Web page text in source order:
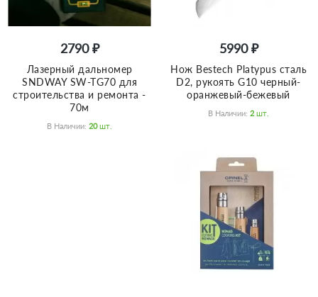
2790 ₽
Лазерный дальномер
SNDWAY SW-TG70 для
строительства и ремонта -
70м
В Наличии: 20 Шт.
5990 ₽
Нож Bestech Platypus сталь
D2, рукоять G10 черный-
оранжевый-бежевый
В Наличии: 2 Шт.